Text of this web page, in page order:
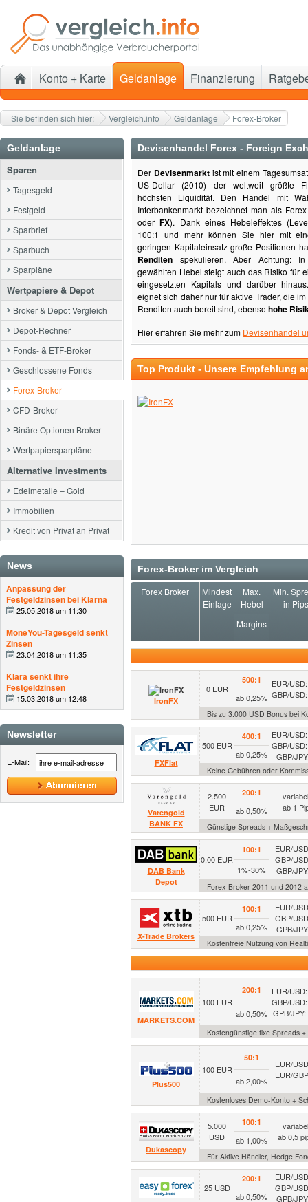
Sie befinden sich hier: Vergleich.info Geldanlage Forex-Broker
Geldanlage
Sparen
Tagesgeld
Festgeld
Sparbrief
Sparbuch
Sparpläne
Wertpapiere & Depot
Broker & Depot Vergleich
Depot-Rechner
Fonds- & ETF-Broker
Geschlossene Fonds
Forex-Broker
CFD-Broker
Binäre Optionen Broker
Wertpapiersparpläne
Alternative Investments
Edelmetalle – Gold
Immobilien
Kredit von Privat an Privat
News
Anpassung der
Festgeldzinsen bei Klarna
25.05.2018 um 11:30
MoneYou-Tagesgeld senkt
Zinsen
23.04.2018 um 11:35
Klara senkt ihre
Festgeldzinsen
15.03.2018 um 12:48
Newsletter
E-Mail:
Devisenhandel Forex - Foreign
Der Devisenmarktist mit einem
US-Dollar (2010) der weltweit größte
höchsten Liquidität. Den Handel mit
Interbankenmarkt bezeichnet man als
oderFX). Dank eines Hebeleffektes
100:1 und mehr können Sie hier mit
geringen Kapitaleinsatz große Positionen
Renditen spekulieren. Aber Achtung:
gewählten Hebel steigt auch das Risiko für
eingesetzten Kapitals und darüber
eignet sich daher nur für aktive Trader, die
Renditen auch bereit sind, ebenso hohe
Hier erfahren Sie mehr zum Devisenhandel
Top Produkt - Unsere Empfehlung
Forex-Broker im Vergleich
Forex Broker
Mindest
Einlage
Max.
Hebel
Min.
in Pips
Margins
IronFX
0 EUR
500:1
EUR/
GBP/
ab 0,25%
Bis zu 3.000 USD Bonus bei
FXFlat
500 EUR
400:1
EUR/
GBP/
GBP/
ab 0,25%
Keine Gebühren oder
Varengold
BANK FX
2.500
EUR
200:1
variabel
ab 1
ab 0,50%
Günstige Spreads +
DAB Bank
Depot
0,00 EUR
100:1
EUR/
GBP/
GBP/
1%-30%
Forex-Broker 2011 und 2012
X-Trade Brokers
500 EUR
100:1
EUR/
GBP/
GPB/
ab 0,25%
Kostenfreie Nutzung von
MARKETS.COM
100 EUR
200:1
EUR/
GBP/
GPB/JPY:
ab 0,50%
Kostengünstige fixe Spreads
Plus500
100 EUR
50:1
EUR/
EUR/
ab 2,00%
Kostenloses Demo-Konto +
Dukascopy
5.000
USD
100:1
variabel
ab 0,5
ab 1,00%
Für Aktive Händler, Hedge
25 USD
200:1
EUR/
GBP/
GPB/
ab 0,50%
Konto + Karte Geldanlage Finanzierung